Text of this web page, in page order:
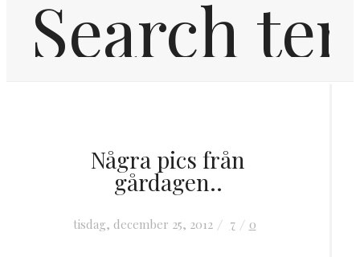
Inredning
OM MIG
Några pics från
gårdagen..
tisdag, december 25, 2012 7 0